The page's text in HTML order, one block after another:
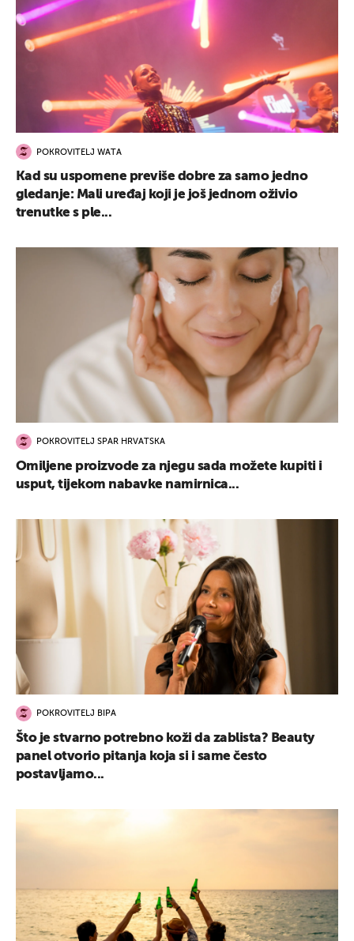
POKROVITELJ WATA
Kad su uspomene previše dobre za samo jedno
gledanje: Mali uređaj koji je još jednom oživio
trenutke s ple...
POKROVITELJ SPAR HRVATSKA
Omiljene proizvode za njegu sada možete kupiti i
usput, tijekom nabavke namirnica...
POKROVITELJ BIPA
Što je stvarno potrebno koži da zablista? Beauty
panel otvorio pitanja koja si i same često
postavljamo...